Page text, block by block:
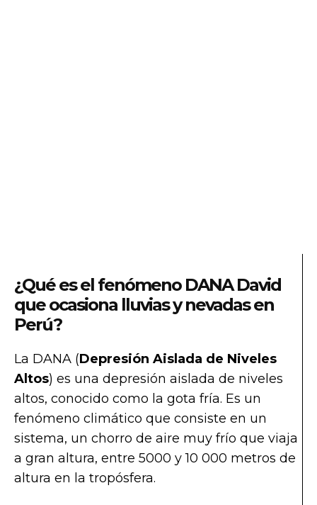
¿Qué es el fenómeno DANA David
que ocasiona lluvias y nevadas en
Perú?
La DANA (Depresión Aislada de Niveles
Altos) es una depresión aislada de niveles
altos, conocido como la gota fría. Es un
fenómeno climático que consiste en un
sistema, un chorro de aire muy frío que viaja
a gran altura, entre 5000 y 10 000 metros de
altura en la tropósfera.